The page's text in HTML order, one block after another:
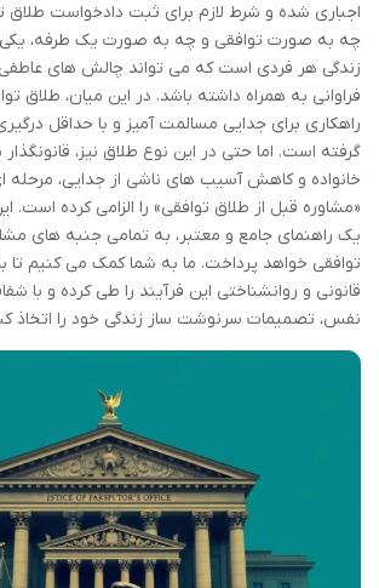
اجباری شده و شرط لازم برای ثبت دادخواست طلاق
چه به صورت توافقی و چه به صورت یک طرفه، یکی
زندگی هر فردی است که می تواند چالش های
فراوانی به همراه داشته باشد. در این میان، طلاق
راهکاری برای جدایی مسالمت آمیز و با حداقل
گرفته است. اما حتی در این نوع طلاق نیز،
خانواده و کاهش آسیب های ناشی از جدایی، مرحله
«مشاوره قبل از طلاق توافقی» را الزامی کرده است.
یک راهنمای جامع و معتبر، به تمامی جنبه های
توافقی خواهد پرداخت. ما به شما کمک می کنیم تا
قانونی و روانشناختی این فرآیند را طی کرده و با
نفس، تصمیمات سرنوشت ساز زندگی خود را اتخاذ